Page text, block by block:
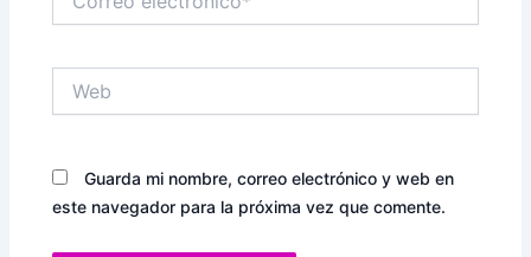
electrónico*
Guarda mi nombre, correo electrónico y web en
este navegador para la próxima vez que comente.